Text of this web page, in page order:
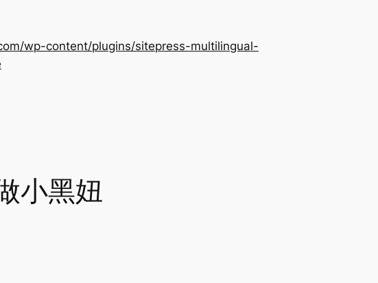
wp-content/plugins/sitepress-multilingual-
小黑妞